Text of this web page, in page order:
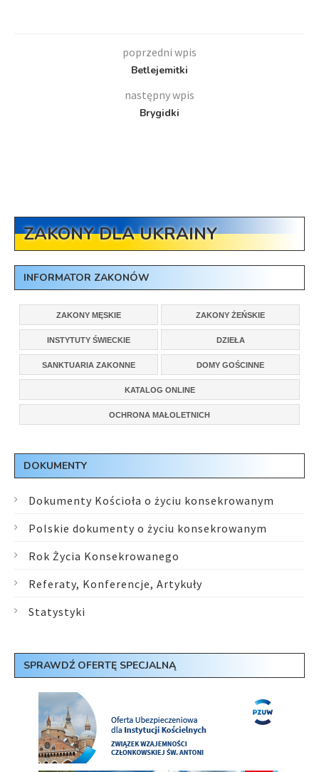
poprzedni wpis
Betlejemitki
następny wpis
Brygidki
ZAKONY DLA UKRAINY
INFORMATOR ZAKONÓW
ZAKONY MĘSKIE ZAKONY ŻEŃSKIE
INSTYTUTY ŚWIECKIE DZIEŁA
SANKTUARIA ZAKONNE DOMY GOŚCINNE
KATALOG ONLINE
OCHRONA MAŁOLETNICH
DOKUMENTY
Dokumenty Kościoła o życiu konsekrowanym
Polskie dokumenty o życiu konsekrowanym
Rok Życia Konsekrowanego
Referaty, Konferencje, Artykuły
Statystyki
SPRAWDŹ OFERTĘ SPECJALNĄ